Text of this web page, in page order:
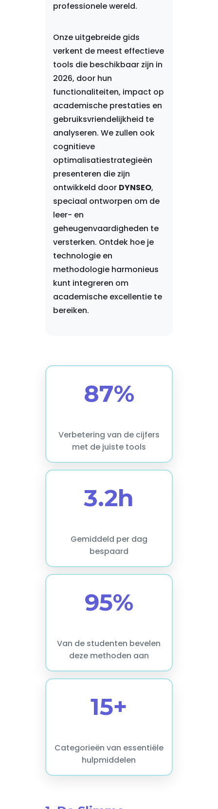
professionele wereld.
Onze uitgebreide gids
verkent de meest effectieve
tools die beschikbaar zijn in
2026, door hun
functionaliteiten, impact op
academische prestaties en
gebruiksvriendelijkheid te
analyseren. We zullen ook
cognitieve
optimalisatiestrategieën
presenteren die zijn
ontwikkeld door DYNSEO,
speciaal ontworpen om de
leer- en
geheugenvaardigheden te
versterken. Ontdek hoe je
technologie en
methodologie harmonieus
kunt integreren om
academische excellentie te
bereiken.
87%
Verbetering van de cijfers
met de juiste tools
3.2h
Gemiddeld per dag
bespaard
95%
Van de studenten bevelen
deze methoden aan
15+
Categorieën van essentiële
hulpmiddelen